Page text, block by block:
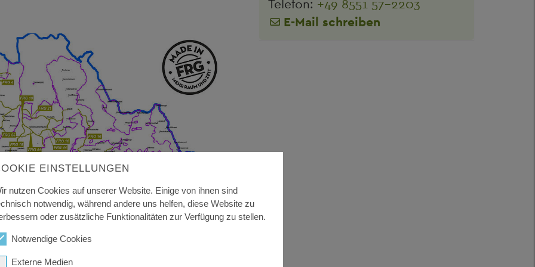
Landkreis - Karte
Winter der Räum- und Streudienst
Telefon: +49 8551 57-2203
E-Mail schreiben
EINSTELLUNGEN
nutzen Cookies auf unserer Website. Einige von ihnen sind
notwendig, während andere uns helfen, diese Website zu
oder zusätzliche Funktionalitäten zur Verfügung zu stellen.
Notwendige Cookies
Externe Medien